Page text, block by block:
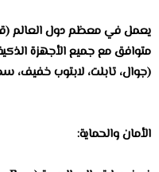
يعمل في معظم دول العالم
متوافق مع جميع الأجهزة
(جوال، تابلت، لابتوب خفيف،
الأمان والحماية: